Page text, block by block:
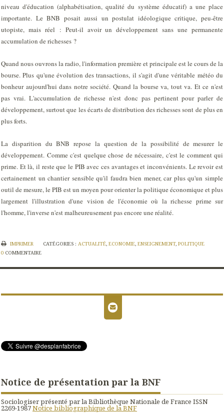
Notice de présentation par la BNF
Sociologiser présenté par la Bibliothèque Nationale de France ISSN
2269-1987Notice bibliographique de la BNF
niveau d'éducation (alphabétisation, qualité du système éducatif) a une place
importante. Le BNB posait aussi un postulat idéologique critique, peu-être
utopiste, mais réel : Peut-il avoir un développement sans une permanente
accumulation de richesses ?
Quand nous ouvrons la radio, l'information première et principale est le cours de la
bourse. Plus qu'une évolution des transactions, il s'agit d'une véritable météo du
bonheur aujourd'hui dans notre société. Quand la bourse va, tout va. Et ce n'est
pas vrai. L'accumulation de richesse n'est donc pas pertinent pour parler de
développement, surtout que les écarts de distribution des richesses sont de plus en
plus forts.
La disparition du BNB repose la question de la possibilité de mesurer le
développement. Comme c'est quelque chose de nécessaire, c'est le comment qui
prime. Et là, il reste que le PIB avec ces avantages et inconvénients. Le revoir est
certainement un chantier sensible qu'il faudra bien mener, car plus qu'un simple
outil de mesure, le PIB est un moyen pour orienter la politique économique et plus
largement l'illustration d'une vision de l'économie où la richesse prime sur
l'homme, l'inverse n'est malheureusement pas encore une réalité.
IMPRIMER CATÉGORIES : ACTUALITÉ, ECONOMIE, ENSEIGNEMENT, POLITIQUE
0 COMMENTAIRE